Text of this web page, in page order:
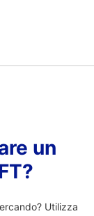
un
Utilizza